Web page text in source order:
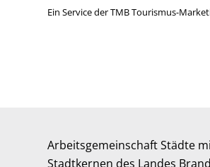
Ein Service der TMB Tourismus-
Arbeitsgemeinschaft Städte
Stadtkernen des Landes